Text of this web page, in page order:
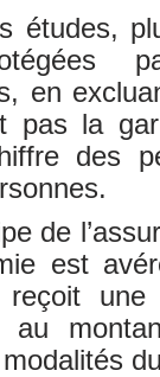
études,
en
pas la
des
de
est
reçoit une
au